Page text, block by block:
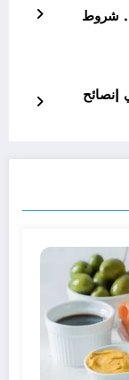
.. شروط
|نصائح